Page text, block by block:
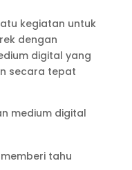
kegiatan untuk
dengan
digital yang
secara tepat
medium digital
tahu